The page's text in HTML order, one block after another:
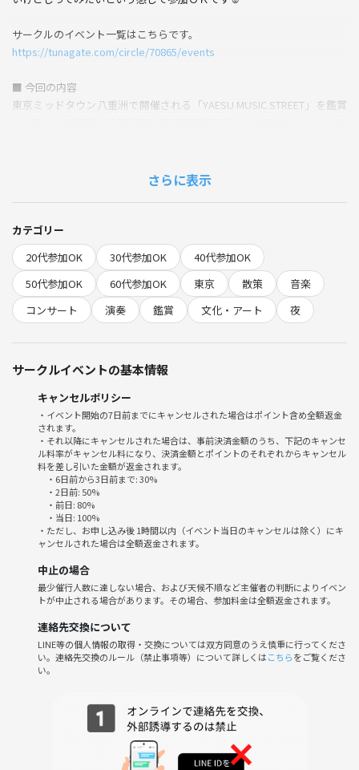
サークルのイベント一覧はこちらです。
https://tunagate.com/circle/70865/events
■ 今回の内容
東京ミッドタウン八重洲で開催される「YAESU MUSIC STREET」を鑑賞
東京音楽大学の学生による本格的な演奏を、東京駅近くの開放的なアト
されています。
コンサートの前後には、東京ミッドタウン八重洲の洗練された館内、シ
ョップ、レストランフロア、夜の八重洲らしい都会的な空気も楽しめま
す。
音楽が好きな方、仕事帰りに少し文化的な時間を過ごしたい方、東京駅
東京音楽大学の学生による演奏会「YAESU MUSIC STREET」の案内ペー
https://www.yaesu.tokyo-midtown.com/news-topics/detail/2967480
入場無料
■ 流れ
①集合、自己紹介
②コンサート鑑賞(～18:50）
③(19:00～)八重洲散策
④時間になったら終了
※間に合わない人も多いと思うので、集合時間を18:30にしています
が、コンサートは18時からやっています。早く来れる方は早く集まりま
しょう！
まりましょう！
■ 下記ご了承の上お申し込みください
ダイレクトメッセージで通知がきます。確認できない場合はお手数です
がなかまつまでご連絡ください。
※開始の6時間前の時点で最少催行人数を下回っている場合は中止とな
ります。その場合は全額返金されます。場合によってはもっと早く判断
さらに表示
カテゴリー
20代参加OK
30代参加OK
40代参加OK
50代参加OK
60代参加OK 東京 散策
音楽
コンサート
演奏 鑑賞 文化・アート 夜
サークルイベントの基本情報
キャンセルポリシー
・イベント開始の7日前までにキャンセルされた場合はポイント含め全額返金
されます。
・それ以降にキャンセルされた場合は、事前決済金額のうち、下記のキャンセ
ル料率がキャンセル料になり、決済金額とポイントのそれぞれからキャンセル
料を差し引いた金額が返金されます。
・6日前から3日前まで: 30%
・2日前: 50%
・前日: 80%
・当日: 100%
・ただし、お申し込み後 1時間以内（イベント当日のキャンセルは除く）にキ
ャンセルされた場合は全額返金されます。
中止の場合
最少催行人数に達しない場合、および天候不順など主催者の判断によりイベン
トが中止される場合があります。その場合、参加料金は全額返金されます。
連絡先交換について
LINE等の個人情報の取得・交換については双方同意のうえ慎重に行ってくださ
い。連絡先交換のルール（禁止事項等）について詳しくはこちらをご覧くださ
い。